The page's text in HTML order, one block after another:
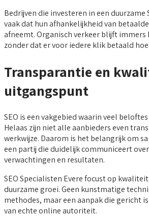
Bedrijven die investeren in een duurzame
vaak dat hun afhankelijkheid van
afneemt. Organisch verkeer blijft immers
zonder dat er voor iedere klik betaald
Transparantie en
uitgangspunt
SEO is een vakgebied waarin veel
Helaas zijn niet alle aanbieders even
werkwijze. Daarom is het belangrijk om
een partij die duidelijk communiceert
verwachtingen en resultaten.
SEO Specialisten Evere focust op
duurzame groei. Geen kunstmatige
methodes, maar een aanpak die gericht
van echte online autoriteit.